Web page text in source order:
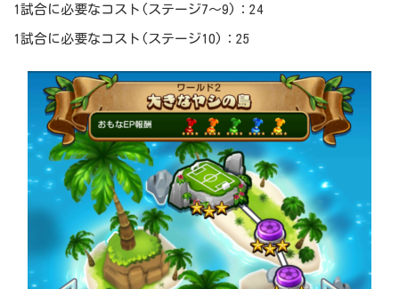
1試合に必要なコスト(ステージ7～9)：24
1試合に必要なコスト(ステージ10)：25